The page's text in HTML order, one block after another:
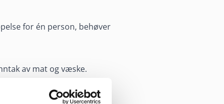
for én person, behøver
av mat og væske.